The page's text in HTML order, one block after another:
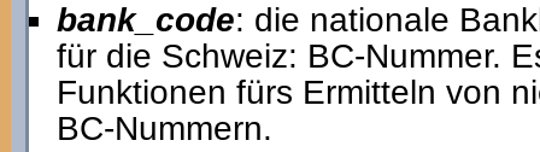
bank_code: die nationale
für die Schweiz: BC-Nummer.
Funktionen fürs Ermitteln von
BC-Nummern.